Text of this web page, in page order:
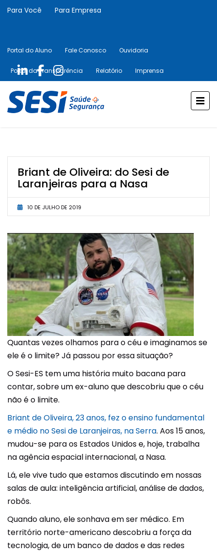
Para Você Para Empresa
Portal do Aluno Fale Conosco Ouvidoria
Portal da Transparência Relatório Imprensa
Briant de Oliveira: do Sesi de
Laranjeiras para a Nasa
10 DE JULHO DE 2019
Quantas vezes olhamos para o céu e imaginamos se
ele é o limite? Já passou por essa situação?
O Sesi-ES tem uma história muito bacana para
contar, sobre um ex-aluno que descobriu que o céu
não é o limite.
Briant de Oliveira, 23 anos, fez o ensino fundamental
e médio no Sesi de Laranjeiras, na Serra. Aos 15 anos,
mudou-se para os Estados Unidos e, hoje, trabalha
na agência espacial internacional, a Nasa.
Lá, ele vive tudo que estamos discutindo em nossas
salas de aula: inteligência artificial, análise de dados,
robôs.
Quando aluno, ele sonhava em ser médico. Em
território norte-americano descobriu a força da
tecnologia, de um banco de dados e das redes